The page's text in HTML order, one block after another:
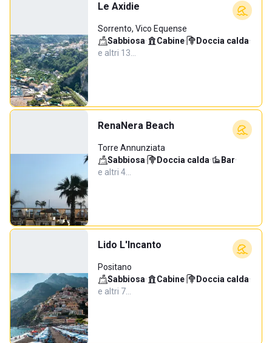
Le Axidie
Sorrento, Vico Equense
Sabbiosa· Cabine· Doccia calda·
e altri 13…
RenaNera Beach
Torre Annunziata
Sabbiosa· Doccia calda· Bar·
e altri 4…
Lido L'Incanto
Positano
Sabbiosa· Cabine· Doccia calda·
e altri 7…